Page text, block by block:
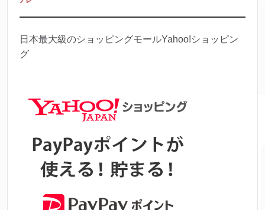
日本最大級のショッピングモールYahoo!ショッピン
グ